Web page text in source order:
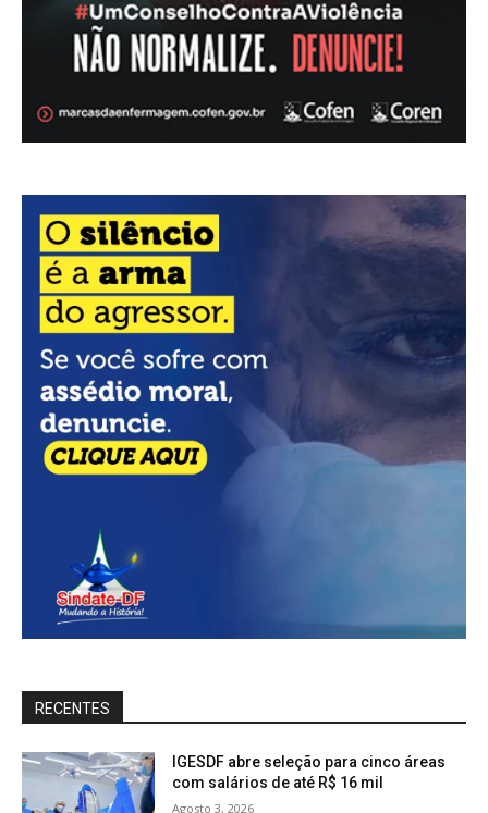
RECENTES
IGESDF abre seleção para cinco áreas
com salários de até R$ 16 mil
Agosto 3, 2026